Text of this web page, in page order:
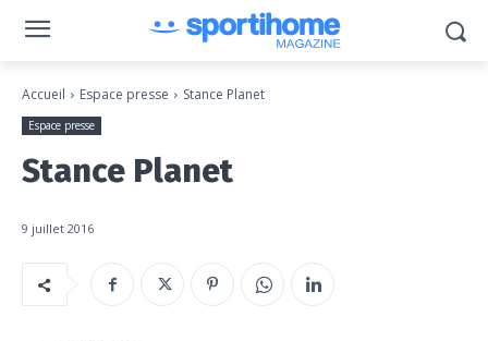
Accueil Espace presse Stance Planet
Espace presse
Stance Planet
9 juillet 2016